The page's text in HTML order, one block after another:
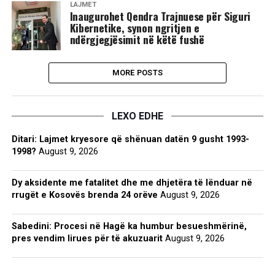
LAJMET
​Inaugurohet Qendra Trajnuese për Siguri
Kibernetike, synon ngritjen e
ndërgjegjësimit në këtë fushë
MORE POSTS
LEXO EDHE
Ditari: Lajmet kryesore që shënuan datën 9 gusht 1993-
1998? August 9, 2026
Dy aksidente me fatalitet dhe me dhjetëra të lënduar në
rrugët e Kosovës brenda 24 orëve August 9, 2026
Sabedini: Procesi në Hagë ka humbur besueshmërinë,
pres vendim lirues për të akuzuarit August 9, 2026